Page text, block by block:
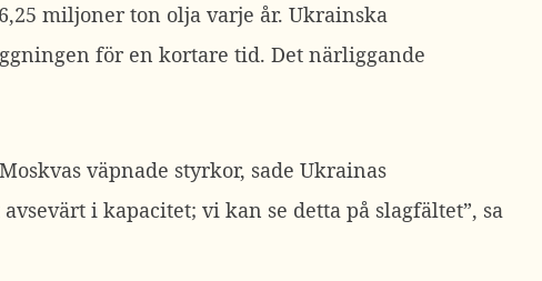
miljoner ton olja varje år. Ukrainska
för en kortare tid. Det närliggande
väpnade styrkor, sade Ukrainas
i kapacitet; vi kan se detta på slagfältet”, sa